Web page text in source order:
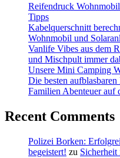
Reifendruck
Tipps
Kabelquerschnitt
Wohnmobil und
Vanlife Vibes aus dem
und Mischpult immer
Unsere Mini Camping
Die besten
Familien Abenteuer auf
Recent Comments
Polizei Borken:
begeistert! zu